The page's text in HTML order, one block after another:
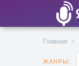
Главная
ЖАНРЫ: